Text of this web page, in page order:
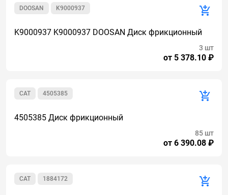
K9000937
DOOSAN
K9000937 K9000937 DOOSAN Диск фрикционный
от 5 378.10 ₽
3 шт
4505385
CAT
4505385 Диск фрикционный
от 6 390.08 ₽
85 шт
1884172
CAT